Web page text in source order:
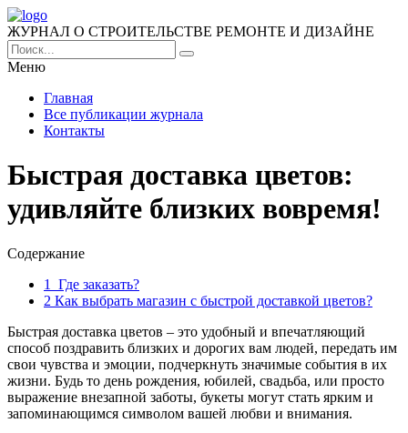
ЖУРНАЛ О СТРОИТЕЛЬСТВЕ РЕМОНТЕ И ДИЗАЙНЕ
Меню
Главная
Все публикации журнала
Контакты
Быстрая доставка цветов:
удивляйте близких вовремя!
Содержание
1
Где заказать?
2 Как выбрать магазин с быстрой доставкой цветов?
Быстрая доставка цветов – это удобный и впечатляющий
способ поздравить близких и дорогих вам людей, передать им
свои чувства и эмоции, подчеркнуть значимые события в их
жизни. Будь то день рождения, юбилей, свадьба, или просто
выражение внезапной заботы, букеты могут стать ярким и
запоминающимся символом вашей любви и внимания.